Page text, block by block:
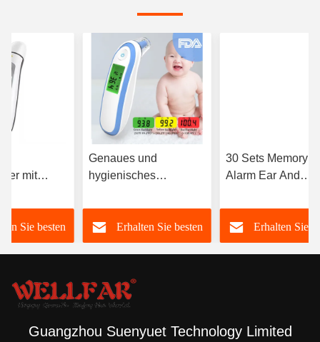
mit
Sie besten
Genaues und
hygienisches
Ohrthermometer für
Fieberuntersuchungen
Erhalten Sie besten
30 Sets Memory
Alarm Ear And
Thermometer 3
cm
Erhalten Sie
Guangzhou Suenyuet Technology Limited